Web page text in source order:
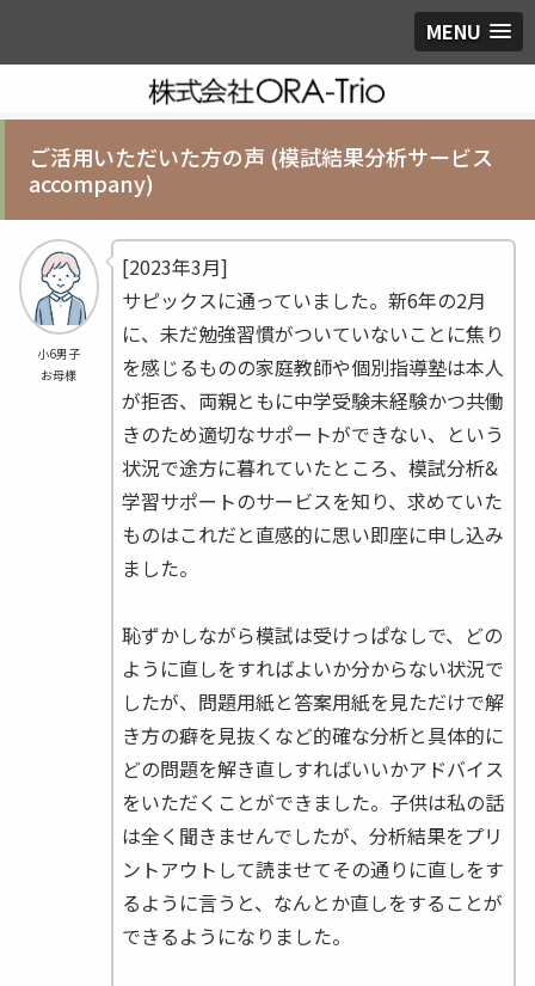
MENU
ご活用いただいた方の声 (模試結果分析サービス
accompany)
小6男子
お母様
[2023年3月]
サピックスに通っていました。新6年の2月
に、未だ勉強習慣がついていないことに焦り
を感じるものの家庭教師や個別指導塾は本人
が拒否、両親ともに中学受験未経験かつ共働
きのため適切なサポートができない、という
状況で途方に暮れていたところ、模試分析&
学習サポートのサービスを知り、求めていた
ものはこれだと直感的に思い即座に申し込み
ました。
恥ずかしながら模試は受けっぱなしで、どの
ように直しをすればよいか分からない状況で
したが、問題用紙と答案用紙を見ただけで解
き方の癖を見抜くなど的確な分析と具体的に
どの問題を解き直しすればいいかアドバイス
をいただくことができました。子供は私の話
は全く聞きませんでしたが、分析結果をプリ
ントアウトして読ませてその通りに直しをす
るように言うと、なんとか直しをすることが
できるようになりました。